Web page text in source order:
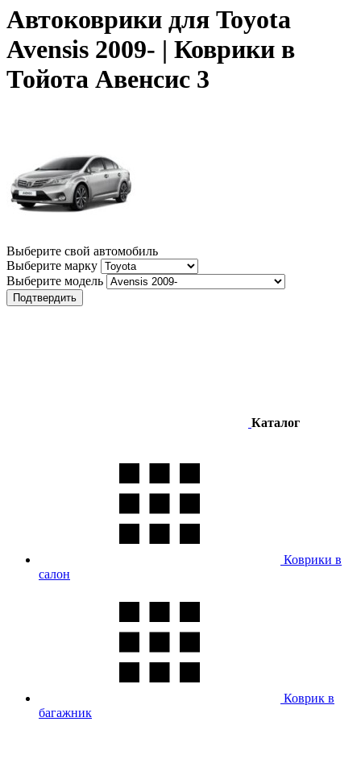
Автоковрики для Toyota
Avensis 2009- | Коврики в
Тойота Авенсис 3
Выберите свой автомобиль
Выберите марку
Выберите модель
Подтвердить
Каталог
Коврики в
салон
Коврик в
багажник